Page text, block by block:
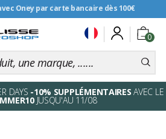
Oney par carte bancaire dès 100€
offerte dès 99€
0
DAYS -10% SUPPLÉMENTAIRES AVEC LE
JUSQU'AU 11/08